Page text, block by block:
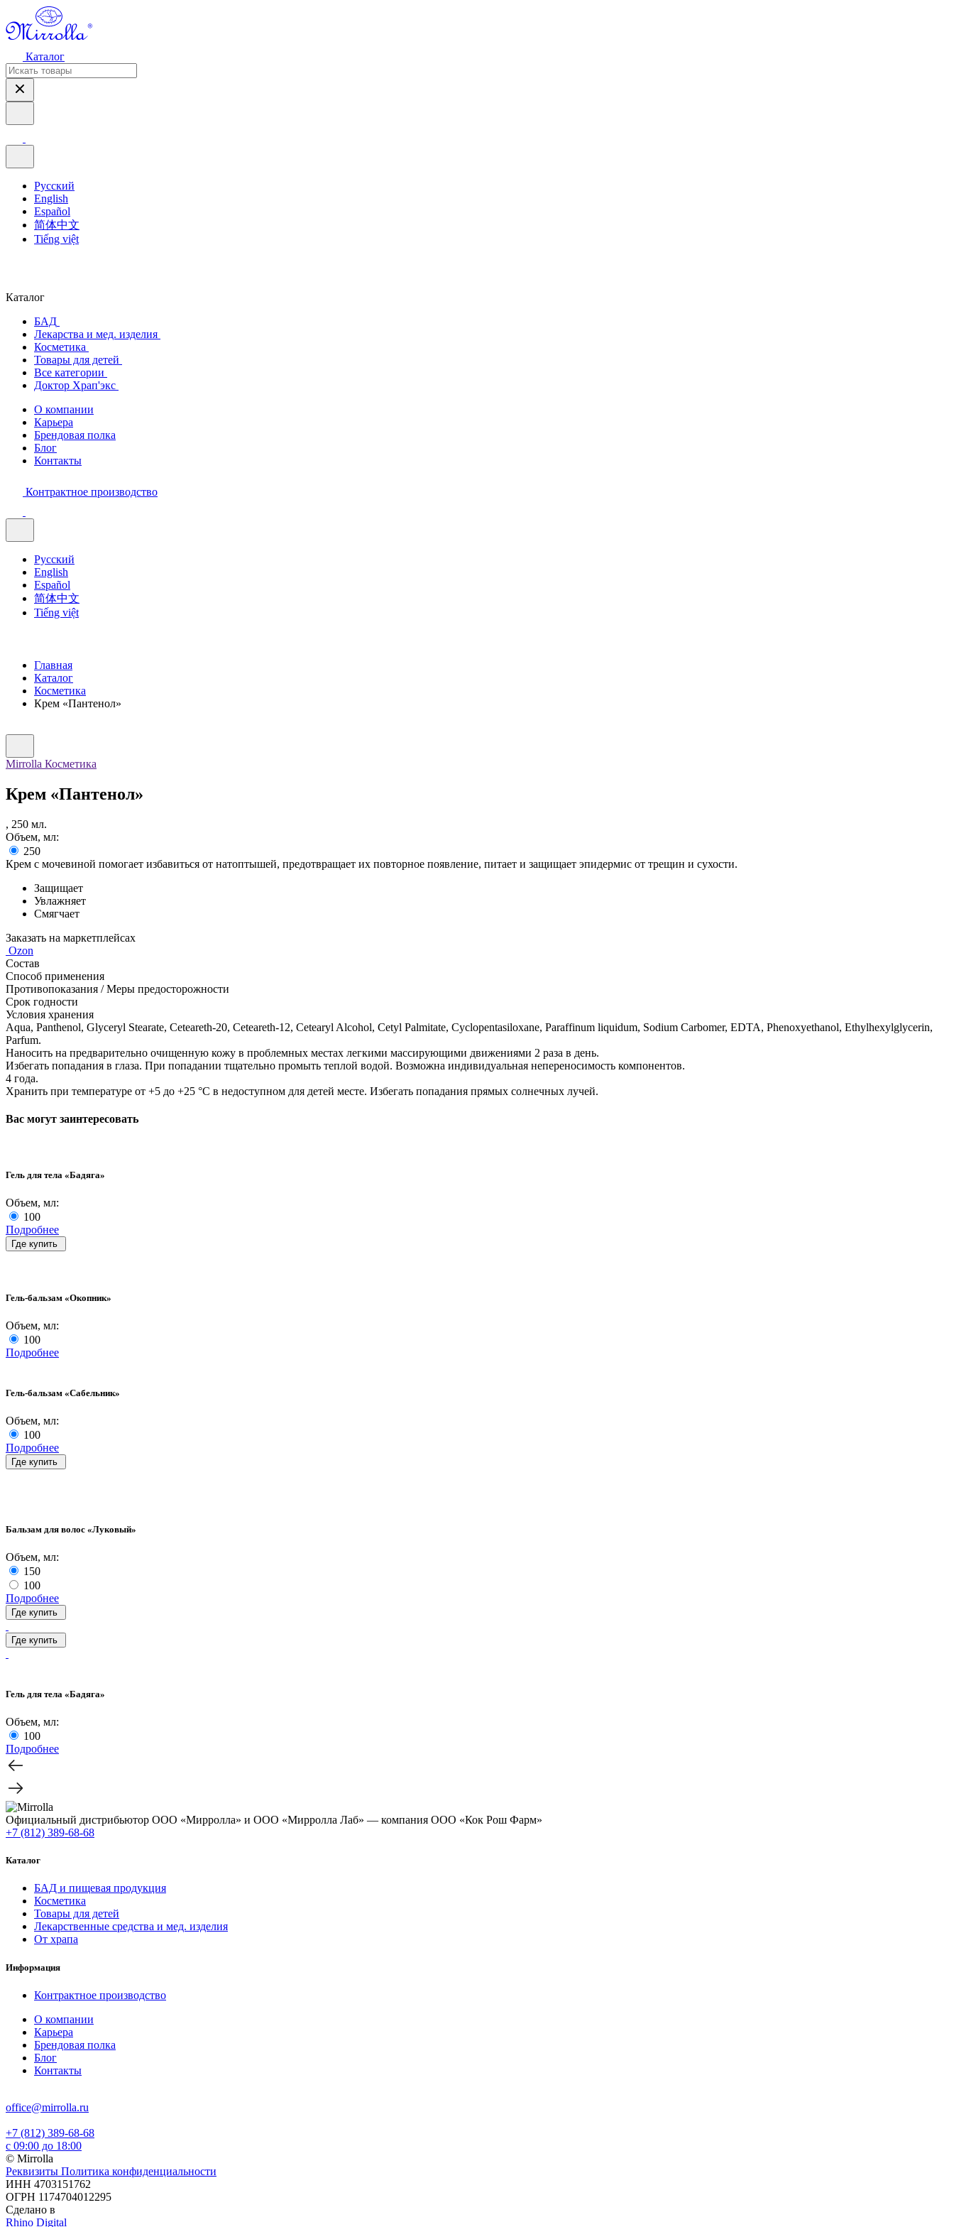
Каталог
Русский
English
Español
简体中文
Tiếng việt
Каталог
БАД
Лекарства и мед. изделия
Косметика
Товары для детей
Все категории
Доктор Храп'экс
О компании
Карьера
Брендовая полка
Блог
Контакты
Контрактное производство
Русский
English
Español
简体中文
Tiếng việt
Главная
Каталог
Косметика
Крем «Пантенол»
Mirrolla Косметика
Крем «Пантенол»
, 250 мл.
Объем, мл:
250
Крем с мочевиной помогает избавиться от натоптышей, предотвращает их повторное появление, питает и защищает эпидермис от трещин и сухости.
Защищает
Увлажняет
Смягчает
Заказать на маркетплейсах
Ozon
Состав
Способ применения
Противопоказания / Меры предосторожности
Срок годности
Условия хранения
Aqua, Panthenol, Glyceryl Stearate, Ceteareth-20, Ceteareth-12, Cetearyl Alcohol, Cetyl Palmitate, Cyclopentasiloxane, Paraffinum liquidum, Sodium Carbomer, EDTA, Phenoxyethanol, Ethylhexylglycerin,
Parfum.
Наносить на предварительно очищенную кожу в проблемных местах легкими массирующими движениями 2 раза в день.
Избегать попадания в глаза. При попадании тщательно промыть теплой водой. Возможна индивидуальная непереносимость компонентов.
4 года.
Хранить при температуре от +5 до +25 °С в недоступном для детей месте. Избегать попадания прямых солнечных лучей.
Вас могут заинтересовать
Гель для тела «Бадяга»
Объем, мл:
100
Подробнее
Где купить
Гель-бальзам «Окопник»
Объем, мл:
100
Подробнее
Гель-бальзам «Сабельник»
Объем, мл:
100
Подробнее
Где купить
Бальзам для волос «Луковый»
Объем, мл:
150
100
Подробнее
Где купить
Где купить
Гель для тела «Бадяга»
Объем, мл:
100
Подробнее
Официальный дистрибьютор ООО «Мирролла» и ООО «Мирролла Лаб» — компания ООО «Кок Рош Фарм»
+7 (812) 389-68-68
Каталог
БАД и пищевая продукция
Косметика
Товары для детей
Лекарственные средства и мед. изделия
От храпа
Информация
Контрактное производство
О компании
Карьера
Брендовая полка
Блог
Контакты
office@mirrolla.ru
+7 (812) 389-68-68
с 09:00 до 18:00
© Mirrolla
Реквизиты Политика конфиденциальности
ИНН 4703151762
ОГРН 1174704012295
Сделано в
Rhino Digital